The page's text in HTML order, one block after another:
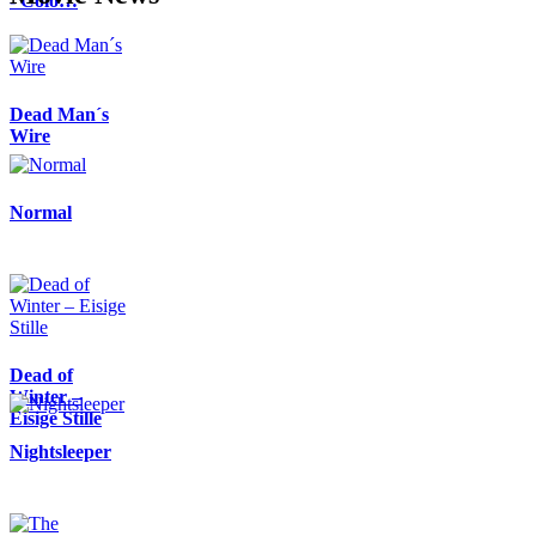
Dead Man´s
Wire
Normal
Dead of
Winter –
Eisige Stille
Nightsleeper